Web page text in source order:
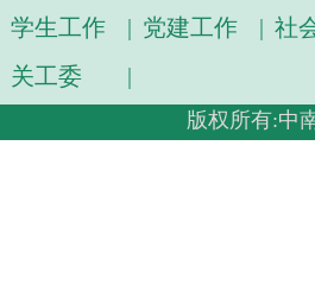
学生工作
| 党建工作 | 社
关工委
|
版权所有:中